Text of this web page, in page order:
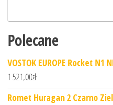
Polecane
VOSTOK EUROPE Rocket N1
1 521,00zł
Romet Huragan 2 Czarno